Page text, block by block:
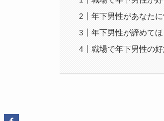
年下男性があなた
年下男性が諦めて
職場で年下男性の